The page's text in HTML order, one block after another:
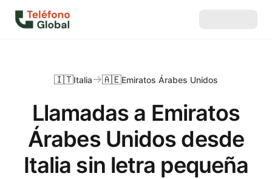
Llamadas a Emiratos
Árabes Unidos desde
Italia sin letra pequeña
🇮🇹Italia 🇦🇪Emiratos Árabes Unidos